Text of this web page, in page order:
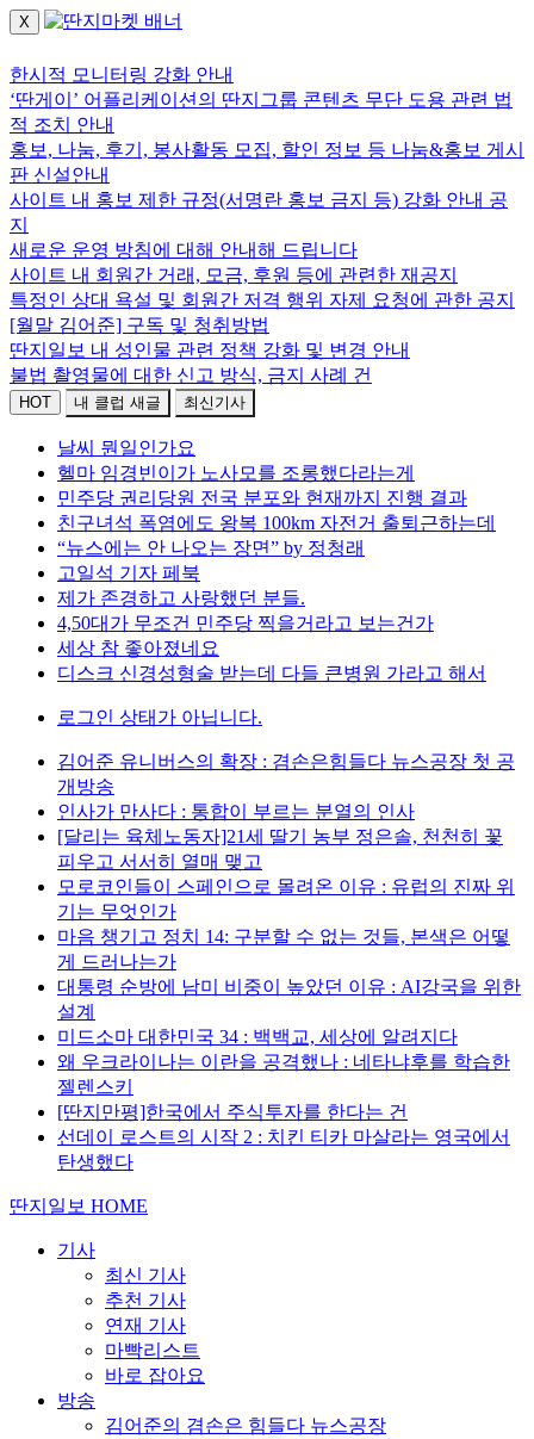
X
한시적 모니터링 강화 안내
‘딴게이’ 어플리케이션의 딴지그룹 콘텐츠 무단 도용 관련 법
적 조치 안내
홍보, 나눔, 후기, 봉사활동 모집, 할인 정보 등 나눔&홍보 게시
판 신설안내
사이트 내 홍보 제한 규정(서명란 홍보 금지 등) 강화 안내 공
지
새로운 운영 방침에 대해 안내해 드립니다
사이트 내 회원간 거래, 모금, 후원 등에 관련한 재공지
특정인 상대 욕설 및 회원간 저격 행위 자제 요청에 관한 공지
[월말 김어준] 구독 및 청취방법
딴지일보 내 성인물 관련 정책 강화 및 변경 안내
불법 촬영물에 대한 신고 방식, 금지 사례 건
HOT 내 클럽 새글 최신기사
날씨 뭔일인가요
헬마 임경빈이가 노사모를 조롱했다라는게
민주당 권리당원 전국 분포와 현재까지 진행 결과
친구녀석 폭염에도 왕복 100km 자전거 출퇴근하는데
“뉴스에는 안 나오는 장면” by 정청래
고일석 기자 페북
제가 존경하고 사랑했던 분들.
4,50대가 무조건 민주당 찍을거라고 보는건가
세상 참 좋아졌네요
디스크 신경성형술 받는데 다들 큰병원 가라고 해서
로그인 상태가 아닙니다.
김어준 유니버스의 확장 : 겸손은힘들다 뉴스공장 첫 공
개방송
인사가 만사다 : 통합이 부르는 분열의 인사
[달리는 육체노동자]21세 딸기 농부 정은솔, 천천히 꽃
피우고 서서히 열매 맺고
모로코인들이 스페인으로 몰려온 이유 : 유럽의 진짜 위
기는 무엇인가
마음 챙기고 정치 14: 구분할 수 없는 것들, 본색은 어떻
게 드러나는가
대통령 순방에 남미 비중이 높았던 이유 : AI강국을 위한
설계
미드소마 대한민국 34 : 백백교, 세상에 알려지다
왜 우크라이나는 이란을 공격했나 : 네타냐후를 학습한
젤렌스키
[딴지만평]한국에서 주식투자를 한다는 건
선데이 로스트의 시작 2 : 치킨 티카 마살라는 영국에서
탄생했다
딴지일보 HOME
기사
최신 기사
추천 기사
연재 기사
마빡리스트
바로 잡아요
방송
김어준의 겸손은 힘들다 뉴스공장